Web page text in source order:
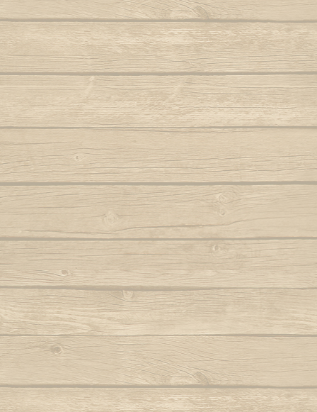
E hoje tem capoeira
Autor : Mestre Camisa (Abada)
E la la eh la eh la
Autor : Mestre Esquilo
E marinheiro
Autor : Fala Mansa (Capoeira Abada)
Eh Bahia
Autor : Mestre Boneco Canta
Ela e linda a Capoeira
Autor : Mestre Capu
Ela te chama (Capoeira vem)
Autor : Contra-Mestre Chicão
Eu acabei de chegar trazendo dendê
Eu quero voltar
Autor : Faisca (Grupo Candeias)
Eu vou tambem, eu vou pro mar
Autor : Lagarto (Grupo Camangula)
Familia de ouro
Autor : Mestre Chicote (Cordão de Ouro
Ser
Autor :
Autor :
Sou
Sou
Autor : Mestre
Tin tin